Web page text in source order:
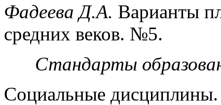
Фадеева Д.А. Варианты
средних веков. №5.
Стандарты
Социальные